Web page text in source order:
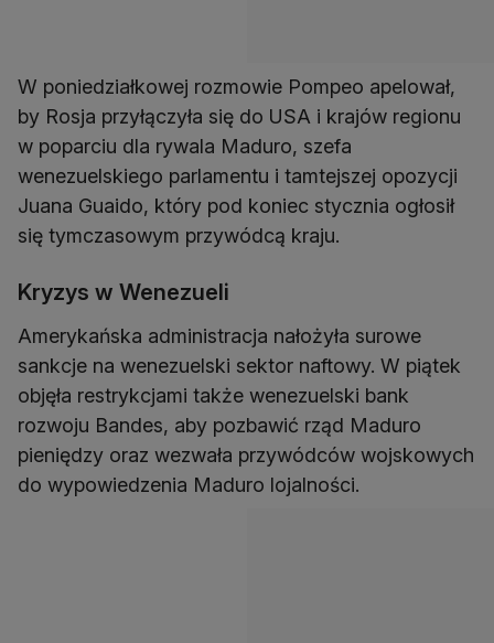
W poniedziałkowej rozmowie Pompeo apelował,
by Rosja przyłączyła się do USA i krajów regionu
w poparciu dla rywala Maduro, szefa
wenezuelskiego parlamentu i tamtejszej opozycji
Juana Guaido, który pod koniec stycznia ogłosił
się tymczasowym przywódcą kraju.
Kryzys w Wenezueli
Amerykańska administracja nałożyła surowe
sankcje na wenezuelski sektor naftowy. W piątek
objęła restrykcjami także wenezuelski bank
rozwoju Bandes, aby pozbawić rząd Maduro
pieniędzy oraz wezwała przywódców wojskowych
do wypowiedzenia Maduro lojalności.